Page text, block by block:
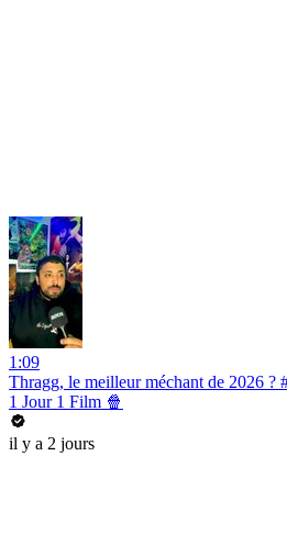
1:09
Thragg, le meilleur méchant de 2026 ?
1 Jour 1 Film 🍿
il y a 2 jours